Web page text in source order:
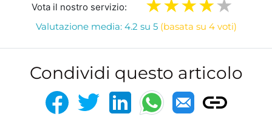
Vota il nostro servizio:
Valutazione media: 4.2 su 5 (basata su 4 voti)
Condividi questo articolo